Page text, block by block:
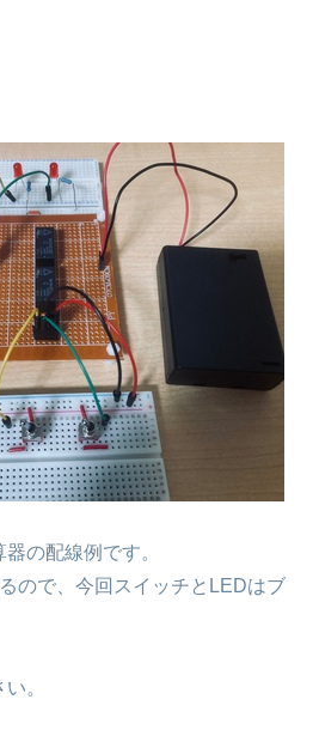
の配線例です。
ので、今回スイッチとLEDはブ
。